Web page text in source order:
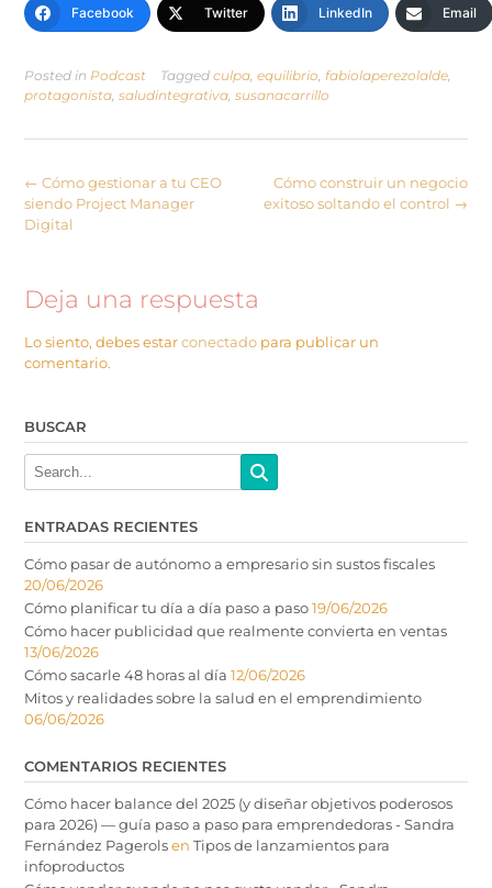
Facebook Twitter LinkedIn Email
Posted in Podcast Tagged culpa equilibrio fabiolaperezolalde
protagonista saludintegrativa susanacarrillo
← Cómo gestionar a tu CEO
siendo Project Manager
Digital
Cómo construir un negocio
exitoso soltando el control →
Deja una respuesta
Lo siento, debes estarconectado para publicar un
comentario.
BUSCAR
ENTRADAS RECIENTES
Cómo pasar de autónomo a empresario sin sustos fiscales
20/06/2026
Cómo planificar tu día a día paso a paso19/06/2026
Cómo hacer publicidad que realmente convierta en ventas
13/06/2026
Cómo sacarle 48 horas al día 12/06/2026
Mitos y realidades sobre la salud en el emprendimiento
06/06/2026
COMENTARIOS RECIENTES
Cómo hacer balance del 2025 (y diseñar objetivos poderosos
para 2026) — guía paso a paso para emprendedoras - Sandra
Fernández Pagerolsen Tipos de lanzamientos para
infoproductos